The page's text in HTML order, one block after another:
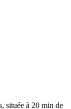
située à 20 min de